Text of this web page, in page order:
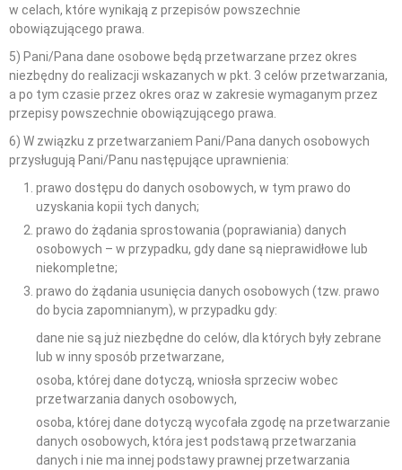
w celach, które wynikają z przepisów powszechnie
obowiązującego prawa.
5) Pani/Pana dane osobowe będą przetwarzane przez okres
niezbędny do realizacji wskazanych w pkt. 3 celów przetwarzania,
a po tym czasie przez okres oraz w zakresie wymaganym przez
przepisy powszechnie obowiązującego prawa.
6) W związku z przetwarzaniem Pani/Pana danych osobowych
przysługują Pani/Panu następujące uprawnienia:
prawo dostępu do danych osobowych, w tym prawo do
uzyskania kopii tych danych;
prawo do żądania sprostowania (poprawiania) danych
osobowych – w przypadku, gdy dane są nieprawidłowe lub
niekompletne;
prawo do żądania usunięcia danych osobowych (tzw. prawo
do bycia zapomnianym), w przypadku gdy:
dane nie są już niezbędne do celów, dla których były zebrane
lub w inny sposób przetwarzane,
osoba, której dane dotyczą, wniosła sprzeciw wobec
przetwarzania danych osobowych,
osoba, której dane dotyczą wycofała zgodę na przetwarzanie
danych osobowych, która jest podstawą przetwarzania
danych i nie ma innej podstawy prawnej przetwarzania